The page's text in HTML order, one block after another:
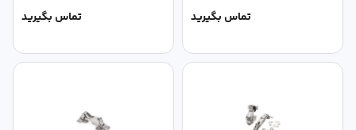
تماس بگیرید تماس بگیرید